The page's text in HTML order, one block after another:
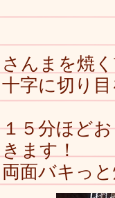
さんまを焼
十字に切り
１５分ほど
きます！
両面バキっ